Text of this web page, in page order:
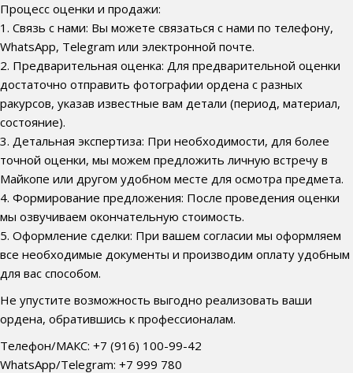
Процесс оценки и продажи:
1. Связь с нами: Вы можете связаться с нами по телефону,
WhatsApp, Telegram или электронной почте.
2. Предварительная оценка: Для предварительной оценки
достаточно отправить фотографии ордена с разных
ракурсов, указав известные вам детали (период, материал,
состояние).
3. Детальная экспертиза: При необходимости, для более
точной оценки, мы можем предложить личную встречу в
Майкопе или другом удобном месте для осмотра предмета.
4. Формирование предложения: После проведения оценки
мы озвучиваем окончательную стоимость.
5. Оформление сделки: При вашем согласии мы оформляем
все необходимые документы и производим оплату удобным
для вас способом.
Не упустите возможность выгодно реализовать ваши
ордена, обратившись к профессионалам.
Телефон/МАКС: +7 (916) 100-99-42
WhatsApp/Telegram: +7 999 780